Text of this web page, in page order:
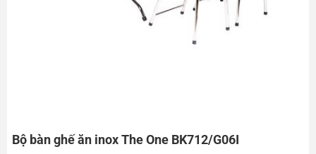
Bộ bàn ghế ăn inox The One BK712/G06I